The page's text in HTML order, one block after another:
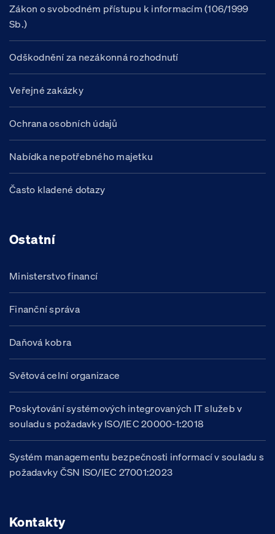
Zákon o svobodném přístupu k informacím (106/1999
Sb.)
Odškodnění za nezákonná rozhodnutí
Veřejné zakázky
Ochrana osobních údajů
Nabídka nepotřebného majetku
Často kladené dotazy
Ostatní
Ministerstvo financí
Finanční správa
Daňová kobra
Světová celní organizace
Poskytování systémových integrovaných IT služeb v
souladu s požadavky ISO/IEC 20000-1:2018
Systém managementu bezpečnosti informací v souladu s
požadavky ČSN ISO/IEC 27001:2023
Kontakty